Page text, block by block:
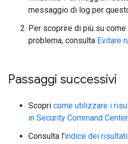
messaggio di log per
Per scoprire di più su
problema, consulta Evitare
Passaggi successivi
Scopri come utilizzare i
in Security Command Center.
Consulta l'indice dei